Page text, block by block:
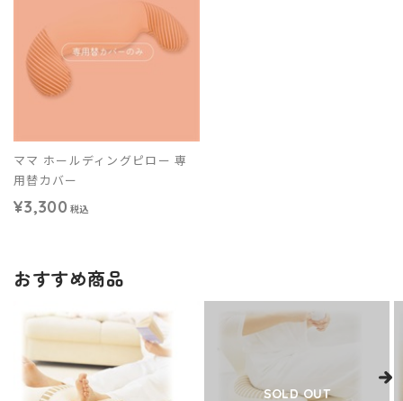
ママ ホールディングピロー 専
用替カバー
¥3,300 税込
おすすめ商品
SOLD OUT